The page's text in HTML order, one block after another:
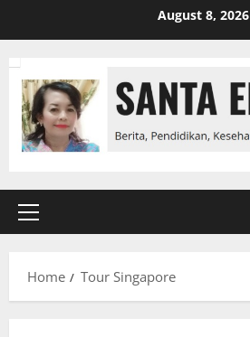
August 8, 2026
Primary
Home Tour Singapore